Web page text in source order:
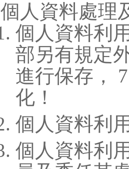
個人資料處理
個人資料利
部另有規定
進行保存，
化！
個人資料利
個人資料利